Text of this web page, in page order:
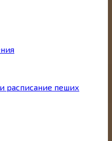
расписание пеших